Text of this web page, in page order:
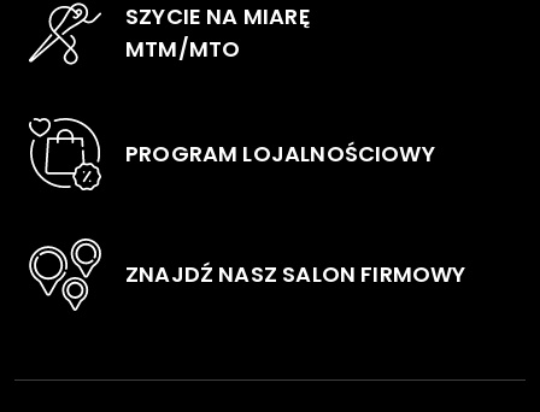
stronie
SZYCIE NA MIARĘ
MTM/MTO
PROGRAM LOJALNOŚCIOWY
ZNAJDŹ NASZ SALON FIRMOWY